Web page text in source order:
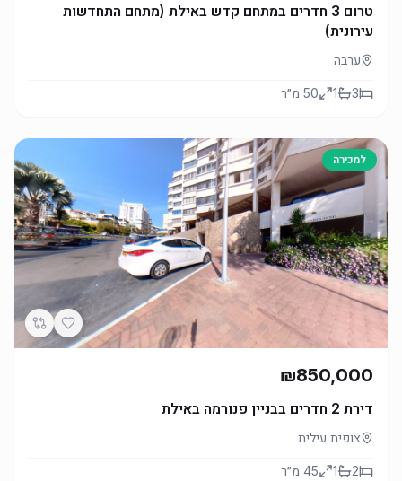
טרום 3 חדרים במתחם קדש באילת (מתחם התחדשות
עירונית)
ערבה
3
1
50 מ״ר
למכירה
₪850,000
דירת 2 חדרים בבניין פנורמה באילת
צופית עילית
2
1
45 מ״ר